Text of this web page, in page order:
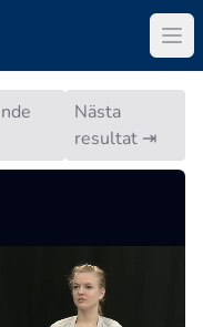
Nästa
resultat ⇥